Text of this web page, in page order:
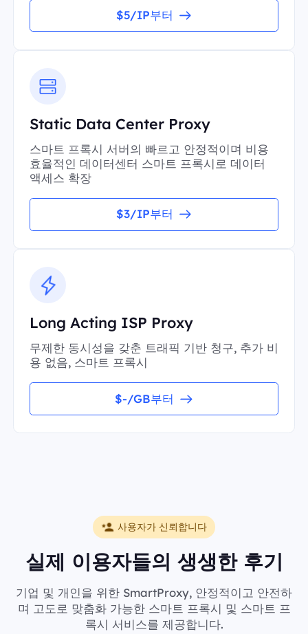
$5/IP부터
Static Data Center Proxy
스마트 프록시 서버의 빠르고 안정적이며 비용
효율적인 데이터센터 스마트 프록시로 데이터
액세스 확장
$3/IP부터
Long Acting ISP Proxy
무제한 동시성을 갖춘 트래픽 기반 청구, 추가 비
용 없음, 스마트 프록시
$-/GB부터
사용자가 신뢰합니다
실제 이용자들의 생생한 후기
기업 및 개인을 위한 SmartProxy, 안정적이고 안전하
며 고도로 맞춤화 가능한 스마트 프록시 및 스마트 프
록시 서비스를 제공합니다.